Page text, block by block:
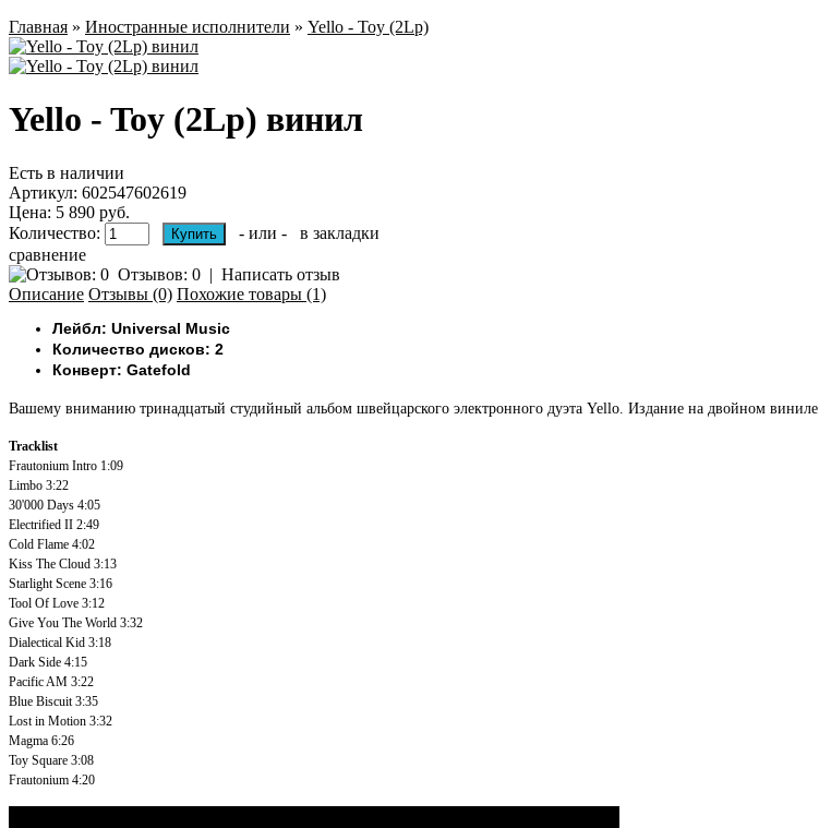
Главная » Иностранные исполнители » Yello ‎- Toy (2Lp)
Yello ‎- Toy (2Lp) винил
Есть в наличии
Артикул: 602547602619
Цена: 5 890 руб.
Количество:
- или -
в закладки
сравнение
Отзывов: 0 | Написать отзыв
Описание Отзывы (0) Похожие товары (1)
Лейбл: Universal Music
Количество дисков: 2
Конверт: Gatefold
Вашему вниманию тринадцатый студийный альбом швейцарского электронного дуэта Yello. Издание на двойном виниле.
Tracklist
Frautonium Intro 1:09
Limbo 3:22
30'000 Days 4:05
Electrified II 2:49
Cold Flame 4:02
Kiss The Cloud 3:13
Starlight Scene 3:16
Tool Of Love 3:12
Give You The World 3:32
Dialectical Kid 3:18
Dark Side 4:15
Pacific AM 3:22
Blue Biscuit 3:35
Lost in Motion 3:32
Magma 6:26
Toy Square 3:08
Frautonium 4:20